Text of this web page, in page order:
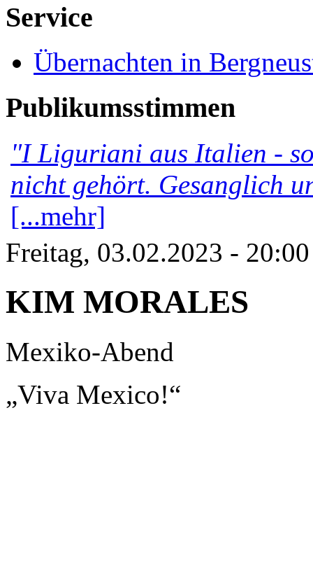
Service
Übernachten in
Publikumsstimmen
"I Liguriani aus Italien -
nicht gehört. Gesanglich
[...mehr]
Freitag, 03.02.2023 - 20:00
KIM MORALES
Mexiko-Abend
„Viva Mexico!“